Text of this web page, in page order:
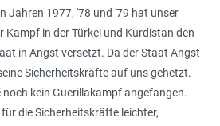
Jahren 1977, '78 und '79 hat unser
Kampf in der Türkei und Kurdistan den
in Angst versetzt. Da der Staat Angst
Sicherheitskräfte auf uns gehetzt.
noch kein Guerillakampf angefangen.
die Sicherheitskräfte leichter,